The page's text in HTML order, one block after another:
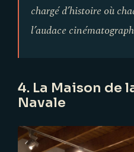
chargé d’histoire où
l’audace
4. La Maison de
Navale